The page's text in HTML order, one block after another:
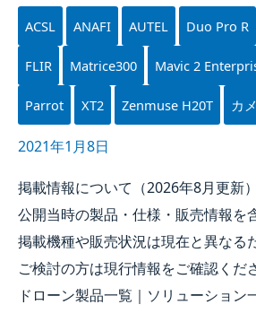
ACSL ANAFI AUTEL Duo Pro R
FLIR Matrice300 Mavic 2
Parrot XT2 Zenmuse H20T カ
2021年1月8日
掲載情報に​ついて​（2026年8月更新
公開当時の​製品・仕様・販売情報を​
掲載機種や​販売状況は​現在と​異なる​
ご検討の​方は​現行情報を​ご確認くだ
ドローン製品一覧｜ソリューション